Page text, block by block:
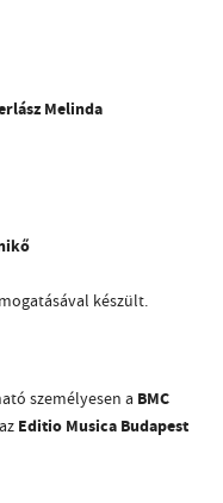
Melinda
készült.
személyesen a BMC
Editio Musica Budapest